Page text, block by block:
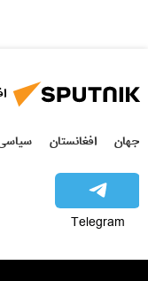
جهان افغانستان
Telegram